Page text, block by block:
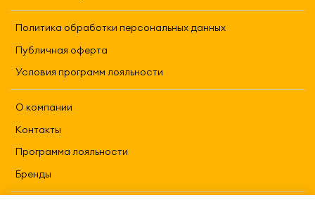
Политика обработки персональных данных
Публичная оферта
Условия программ лояльности
О компании
Контакты
Программа лояльности
Бренды